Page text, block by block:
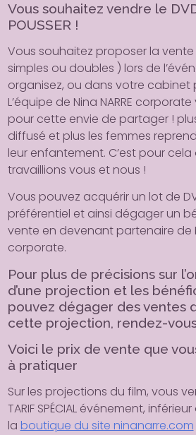
Vous souhaitez vendre le
POUSSER !
Vous souhaitez proposer la vente
simples ou doubles ) lors de
organisez, ou dans votre cabinet
L’équipe de Nina NARRE
pour cette envie de partager !
diffusé et plus les femmes
leur enfantement. C’est pour
travaillions vous et nous !
Vous pouvez acquérir un lot de
préférentiel et ainsi dégager un
vente en devenant partenaire de
corporate.
Pour plus de précisions sur
d’une projection et les
pouvez dégager des ventes
cette projection, rendez-
Voici le prix de vente que
à pratiquer
Sur les projections du film, vous
TARIF SPÉCIAL événement,
la boutique du site ninanarre.com